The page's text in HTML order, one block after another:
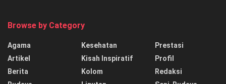
Browse by Category
Agama
Artikel
Berita
Kesehatan
Kisah Inspiratif
Kolom
Prestasi
Profil
Redaksi